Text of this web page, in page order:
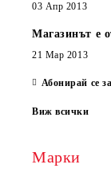
03 Апр 2013
Магазинът е
21 Мар 2013
Абонирай се
Виж всички
Марки